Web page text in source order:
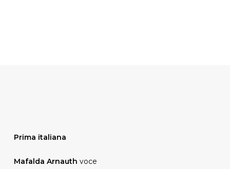
Prima italiana
Mafalda Arnauth voce